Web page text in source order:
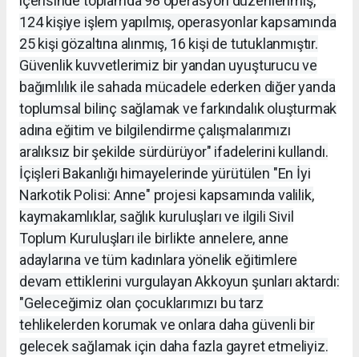
124 kişiye işlem yapılmış, operasyonlar kapsamında
25 kişi gözaltına alınmış, 16 kişi de tutuklanmıştır.
Güvenlik kuvvetlerimiz bir yandan uyuşturucu ve
bağımlılık ile sahada mücadele ederken diğer yanda
toplumsal bilinç sağlamak ve farkındalık oluşturmak
adına eğitim ve bilgilendirme çalışmalarımızı
aralıksız bir şekilde sürdürüyor" ifadelerini kullandı.
İçişleri Bakanlığı himayelerinde yürütülen "En İyi
Narkotik Polisi: Anne" projesi kapsamında valilik,
kaymakamlıklar, sağlık kuruluşları ve ilgili Sivil
Toplum Kuruluşları ile birlikte annelere, anne
adaylarına ve tüm kadınlara yönelik eğitimlere
devam ettiklerini vurgulayan Akkoyun şunları aktardı:
"Geleceğimiz olan çocuklarımızı bu tarz
tehlikelerden korumak ve onlara daha güvenli bir
gelecek sağlamak için daha fazla gayret etmeliyiz.